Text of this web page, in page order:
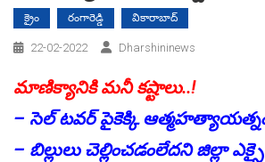
క్రైం రంగారెడ్డి వికారాబాద్
22-02-2022 Dharshininews
మాణిక్యానికి మ‌నీ క‌ష్టాలు..!
– సెల్ ట‌వ‌ర్ పైకెక్కి
– బిల్లులు చెల్లించ‌డంలేద‌ని జిల్లా